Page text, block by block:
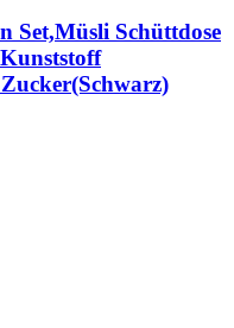
Set,Müsli Schüttdose